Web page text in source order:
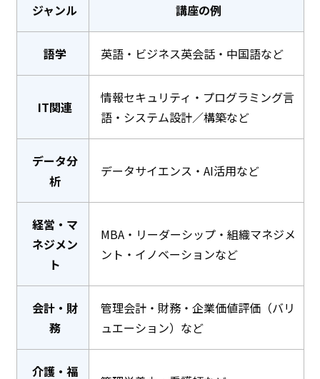
ジャンル 講座の例
語学 英語・ビジネス英会話・中国語など
IT関連
情報セキュリティ・プログラミング言
語・システム設計／構築など
データ分
析
データサイエンス・AI活用など
経営・マ
ネジメン
ト
MBA・リーダーシップ・組織マネジメ
ント・イノベーションなど
会計・財
務
管理会計・財務・企業価値評価（バリ
ュエーション）など
介護・福